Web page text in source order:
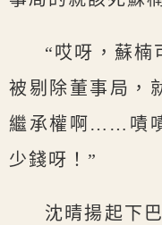
“哎呀，蘇楠
被剔除董事局，
繼承權啊……嘖
少錢呀！”
沈晴揚起下